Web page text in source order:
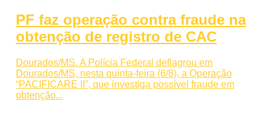
PF faz operação contra fraude na
obtenção de registro de CAC
Dourados/MS. A Polícia Federal deflagrou em
Dourados/MS, nesta quinta-feira (6/8), a Operação
“PACIFICARE II”, que investiga possível fraude em
obtenção...